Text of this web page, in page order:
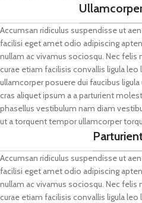
Accumsan ridiculus suspendisse ut
facilisi eget amet odio adipiscing
nullam ac vivamus sociosqu. Nec felis
curae etiam facilisis convallis ligula
ullamcorper posuere dui faucibus
cras aliquet ipsum a a parturient
phasellus vestibulum nam diam
ut a torquent tempor ullamcorper
Accumsan ridiculus suspendisse ut
facilisi eget amet odio adipiscing
nullam ac vivamus sociosqu. Nec felis
curae etiam facilisis convallis ligula